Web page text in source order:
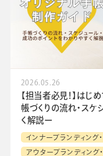
2026.05.26
【担当者必見！】は
帳づくりの流れ・スケ
く解説ー
インナーブランディング
アウターブランディング